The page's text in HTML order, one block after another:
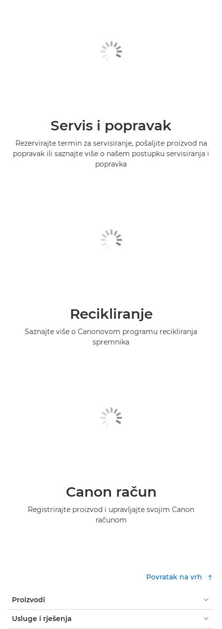
Servis i popravak
Rezervirajte termin za servisiranje, pošaljite proizvod na
popravak ili saznajte više o našem postupku servisiranja i
popravka
Recikliranje
Saznajte više o Canonovom programu recikliranja
spremnika
Canon račun
Registrirajte proizvod i upravljajte svojim Canon
računom
Povratak na vrh
Proizvodi
Usluge i rješenja